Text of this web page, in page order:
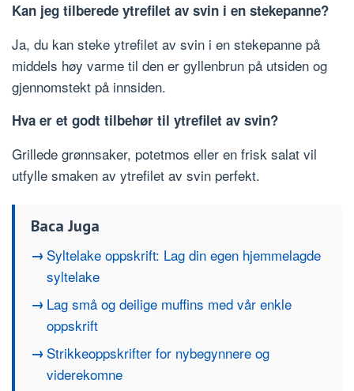
Kan jeg tilberede ytrefilet av svin i en stekepanne?
Ja, du kan steke ytrefilet av svin i en stekepanne på
middels høy varme til den er gyllenbrun på utsiden og
gjennomstekt på innsiden.
Hva er et godt tilbehør til ytrefilet av svin?
Grillede grønnsaker, potetmos eller en frisk salat vil
utfylle smaken av ytrefilet av svin perfekt.
Baca Juga
Syltelake oppskrift: Lag din egen hjemmelagde
syltelake
Lag små og deilige muffins med vår enkle
oppskrift
Strikkeoppskrifter for nybegynnere og
viderekomne